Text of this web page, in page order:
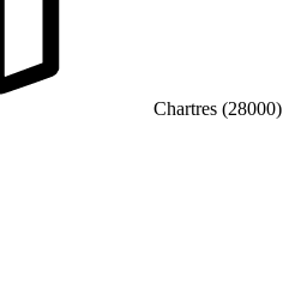
Chartres (28000)